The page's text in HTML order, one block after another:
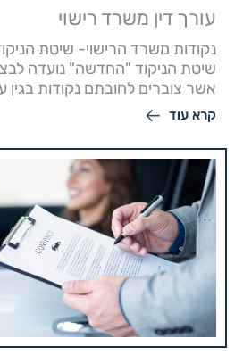
עורך דין משרד רישוי
נקודות משרד הרישוי- שיטת
שיטת הניקוד "החדשה" נועדה
אשר צוברים לחובתם נקודות בגין
קרא עוד